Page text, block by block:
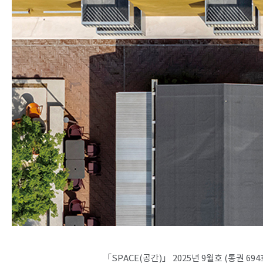
SPACE 소개
공지사항
기사문의
광고문의
Contact
「SPACE(공간)」 2025년 9월호 (통권